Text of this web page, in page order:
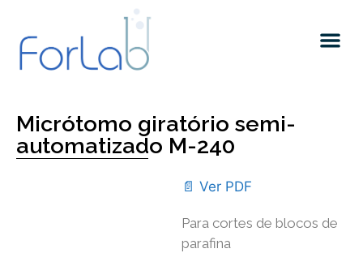
Micrótomo giratório semi-
automatizado M-240
📄 Ver PDF
Para cortes de blocos de
parafina